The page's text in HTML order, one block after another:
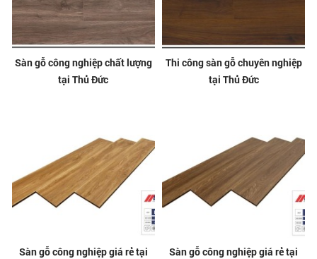
Sàn gỗ công nghiệp chất lượng
tại Thủ Đức
Thi công sàn gỗ chuyên nghiệp
tại Thủ Đức
Sàn gỗ công nghiệp giá rẻ tại
Sàn gỗ công nghiệp giá rẻ tại